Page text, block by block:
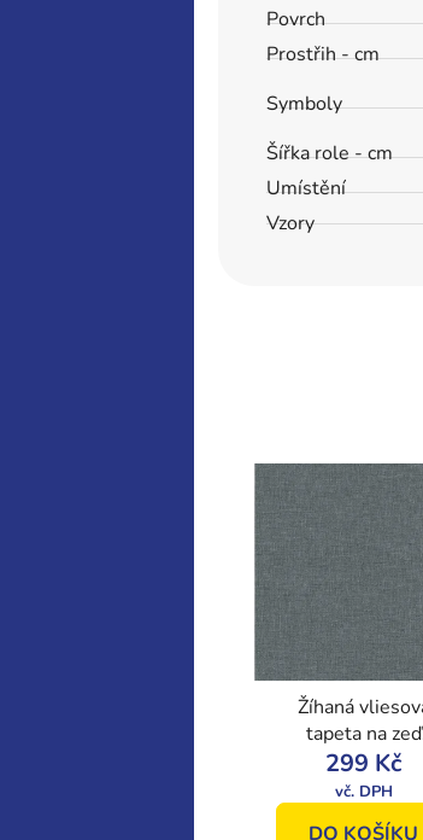
Povrch
Prostřih - cm
Symboly
Šířka role - cm
Umístění
Vzory
Žíhaná
tapeta na zeď
UV1105, Vavex
299 Kč
DO KOŠÍKU